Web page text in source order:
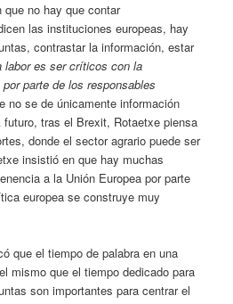
no hay que contar
las instituciones europeas, hay
contrastar la información, estar
labor es ser críticos con la
parte de los responsables
no se de únicamente información
tras el Brexit, Rotaetxe piensa
donde el sector agrario puede ser
insistió en que hay muchas
a la Unión Europea por parte
europea se construye muy
que el tiempo de palabra en una
mismo que el tiempo dedicado para
son importantes para centrar el